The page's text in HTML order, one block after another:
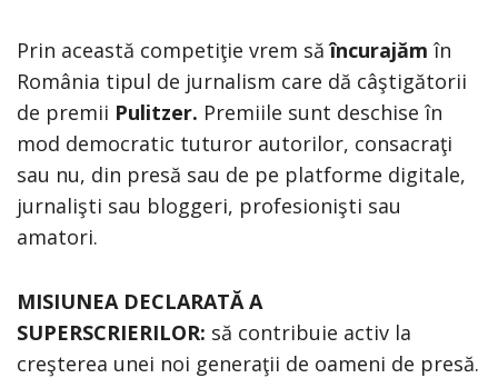
Prin această competiţie vrem săîncurajăm în
România tipul de jurnalism care dă câştigătorii
de premii Pulitzer. Premiile sunt deschise în
mod democratic tuturor autorilor, consacraţi
sau nu, din presă sau de pe platforme digitale,
jurnalişti sau bloggeri, profesionişti sau
amatori.
MISIUNEA DECLARATĂ A
SUPERSCRIERILOR: să contribuie activ la
creşterea unei noi generaţii de oameni de presă.